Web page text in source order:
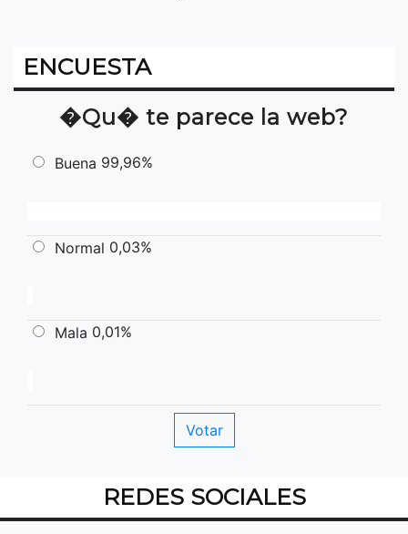
ENCUESTA
�Qu� te parece la web?
Buena 99,96%
Normal 0,03%
Mala 0,01%
REDES SOCIALES